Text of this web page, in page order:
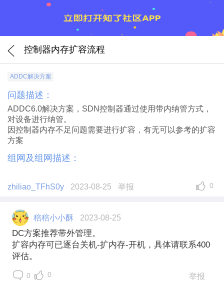
控制器内存扩容流程
ADDC解决方案
问题描述：
ADDC6.0解决方案， SDN控制器通过使用带内纳管方式，
对设备进行纳管。
因控制器内存不足问题需要进行扩容，有无可以参考的扩容
方案
组网及组网描述：
zhiliao_TFhS0y 2023-08-25 举报 0
稖稖小小酥 2023-08-25
DC方案推荐带外管理。
扩容内存可已逐台关机-扩内存-开机，具体请联系400
评估。
0 0 举报